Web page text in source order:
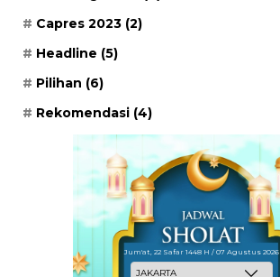
Capres 2023 (2)
Headline (5)
Pilihan (6)
Rekomendasi (4)
Jum'at, 22 Safar 1448 H / 07 Agustus 2026